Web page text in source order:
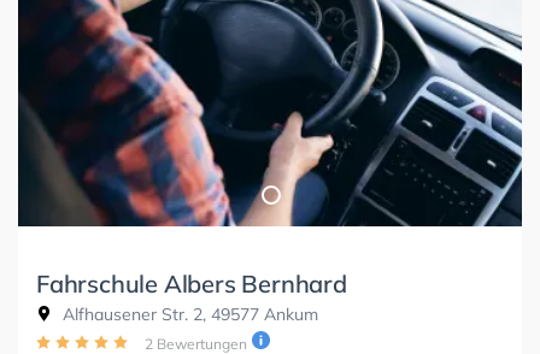
Fahrschule Albers Bernhard
Alfhausener Str. 2, 49577 Ankum
2 Bewertungen